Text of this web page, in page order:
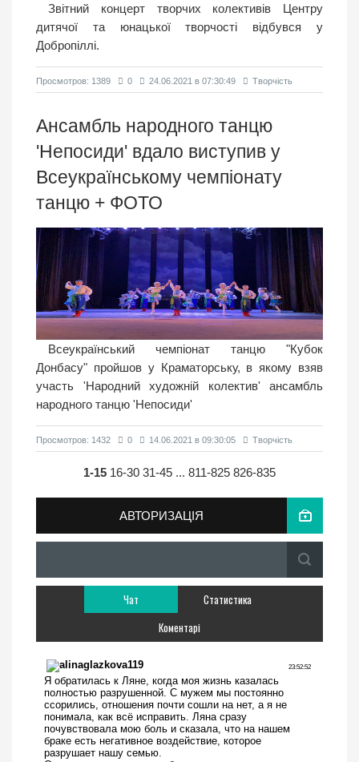
Звітний концерт творчих колективів Центру
дитячої та юнацької творчості відбувся у
Добропіллі.
Просмотров: 1389 0 24.06.2021 в 07:30:49 Творчість
Ансамбль народного танцю
'Непосиди' вдало виступив у
Всеукраїнському чемпіонату
танцю + ФОТО
Всеукраїнський чемпіонат танцю "Кубок
Донбасу" пройшов у Краматорську, в якому взяв
участь 'Народний художній колектив' ансамбль
народного танцю 'Непосиди'
Просмотров: 1432 0 14.06.2021 в 09:30:05 Творчість
1-15 16-30 31-45 ... 811-825 826-835
АВТОРИЗАЦІЯ
Чат
Статистика
Коментарі